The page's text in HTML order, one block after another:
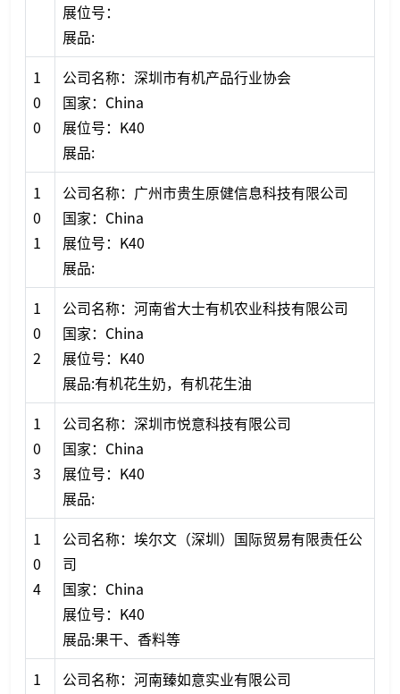
展位号：
展品:
1
0
0
公司名称：深圳市有机产品行业协会
国家：China
展位号：K40
展品:
1
0
1
公司名称：广州市贵生原健信息科技有限公司
国家：China
展位号：K40
展品:
1
0
2
公司名称：河南省大士有机农业科技有限公司
国家：China
展位号：K40
展品:有机花生奶，有机花生油
1
0
3
公司名称：深圳市悦意科技有限公司
国家：China
展位号：K40
展品:
1
0
4
公司名称：埃尔文（深圳）国际贸易有限责任公
司
国家：China
展位号：K40
展品:果干、香料等
1
公司名称：河南臻如意实业有限公司